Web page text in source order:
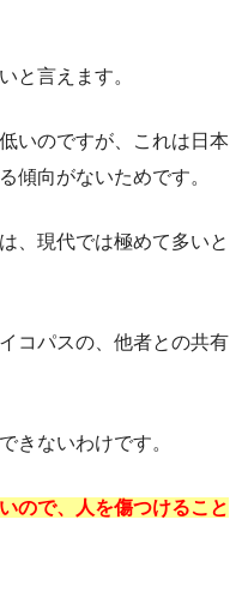
と言えます。
いのですが、これは日本
傾向がないためです。
、現代では極めて多いと
コパスの、他者との共有
きないわけです。
ので、人を傷つけること